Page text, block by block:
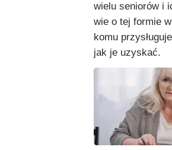
wielu seniorów i
wie o tej formie
komu
jak je uzyskać.